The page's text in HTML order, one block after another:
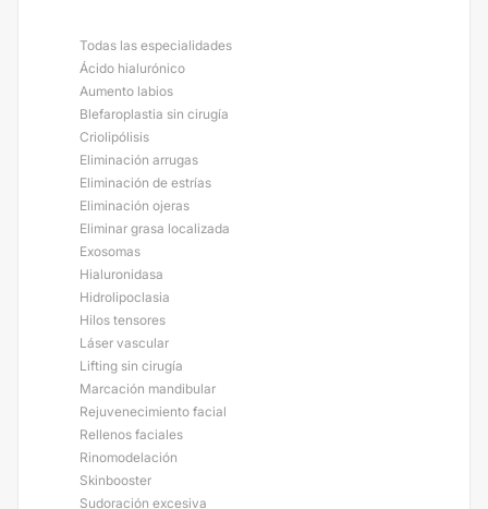
Todas las especialidades
Ácido hialurónico
Aumento labios
Blefaroplastia sin cirugía
Criolipólisis
Eliminación arrugas
Eliminación de estrías
Eliminación ojeras
Eliminar grasa localizada
Exosomas
Hialuronidasa
Hidrolipoclasia
Hilos tensores
Láser vascular
Lifting sin cirugía
Marcación mandibular
Rejuvenecimiento facial
Rellenos faciales
Rinomodelación
Skinbooster
Sudoración excesiva